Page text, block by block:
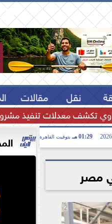

نقل مقالات
تكشف معدلات تنفيذ
01:29 مـ بتوقيت القاهرة